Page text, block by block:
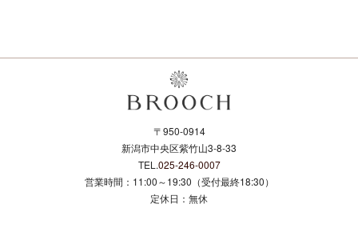
〒950-0914
新潟市中央区紫竹山3-8-33
TEL.025-246-0007
営業時間：11:00～19:30（受付最終18:30）
定休日：無休